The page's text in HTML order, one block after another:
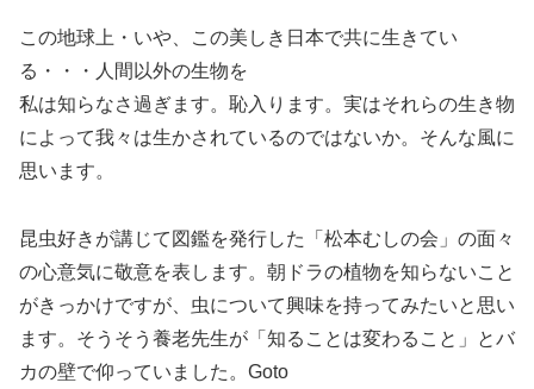
この地球上・いや、この美しき日本で共に生きてい
る・・・人間以外の生物を
私は知らなさ過ぎます。恥入ります。実はそれらの生き物
によって我々は生かされているのではないか。そんな風に
思います。
昆虫好きが講じて図鑑を発行した「松本むしの会」の面々
の心意気に敬意を表します。朝ドラの植物を知らないこと
がきっかけですが、虫について興味を持ってみたいと思い
ます。そうそう養老先生が「知ることは変わること」とバ
カの壁で仰っていました。Goto